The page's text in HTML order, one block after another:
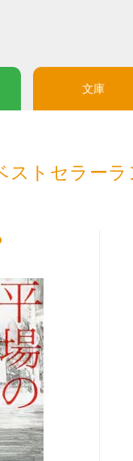
文庫
ストセラー